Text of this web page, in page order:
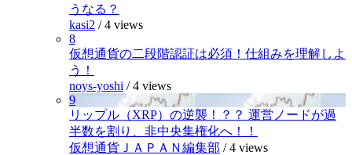
うなる？
kasi2 /4 views
8
仮想通貨の二段階認証は必須！仕組みを理解しよ
う！
noys-yoshi /4 views
9
リップル（XRP）の逆襲！？？ 運営ノードが過
半数を割り、非中央集権化へ！！
仮想通貨ＪＡＰＡＮ編集部 /4 views